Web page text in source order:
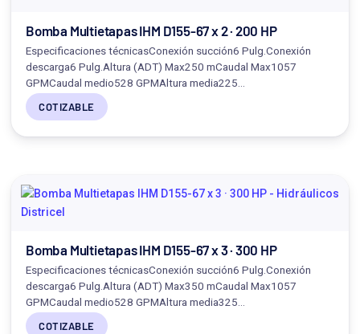
Bomba Multietapas IHM D155-67 x 2 · 200 HP
Especificaciones técnicasConexión succión6 Pulg.Conexión
descarga6 Pulg.Altura (ADT) Max250 mCaudal Max1057
GPMCaudal medio528 GPMAltura media225…
COTIZABLE
Bomba Multietapas IHM D155-67 x 3 · 300 HP
Especificaciones técnicasConexión succión6 Pulg.Conexión
descarga6 Pulg.Altura (ADT) Max350 mCaudal Max1057
GPMCaudal medio528 GPMAltura media325…
COTIZABLE